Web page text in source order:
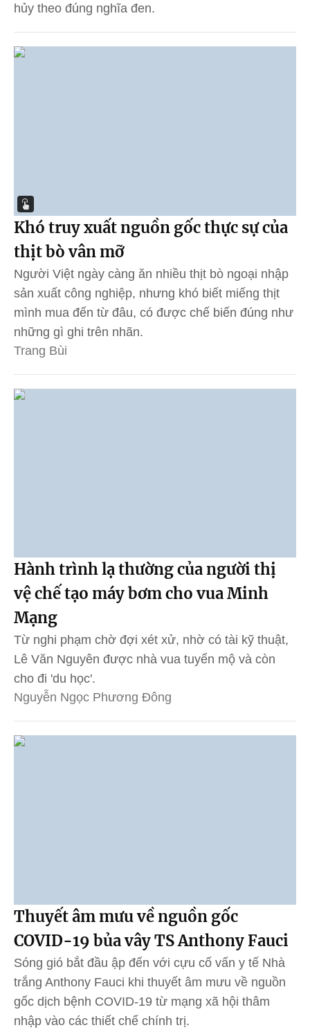
hủy theo đúng nghĩa đen.
Khó truy xuất nguồn gốc thực sự của
thịt bò vân mỡ
Người Việt ngày càng ăn nhiều thịt bò ngoại nhập
sản xuất công nghiệp, nhưng khó biết miếng thịt
mình mua đến từ đâu, có được chế biến đúng như
những gì ghi trên nhãn.
Trang Bùi
Hành trình lạ thường của người thị
vệ chế tạo máy bơm cho vua Minh
Mạng
Từ nghi phạm chờ đợi xét xử, nhờ có tài kỹ thuật,
Lê Văn Nguyên được nhà vua tuyển mộ và còn
cho đi 'du học'.
Nguyễn Ngọc Phương Đông
Thuyết âm mưu về nguồn gốc
COVID-19 bủa vây TS Anthony Fauci
Sóng gió bắt đầu ập đến với cựu cố vấn y tế Nhà
trắng Anthony Fauci khi thuyết âm mưu về nguồn
gốc dịch bệnh COVID-19 từ mạng xã hội thâm
nhập vào các thiết chế chính trị.